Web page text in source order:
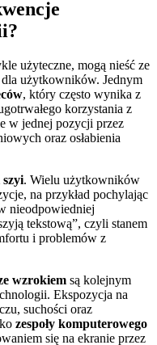
użyteczne, mogą nieść ze
dla użytkowników. Jednym
, który często wynika z
korzystania z
w jednej pozycji przez
oraz osłabienia
szyi. Wielu użytkowników
na przykład pochylając
nieodpowiedniej
tekstową”, czyli stanem
i problemów z
wzrokiem są kolejnym
Ekspozycja na
suchości oraz
zespoły komputerowego
się na ekranie przez